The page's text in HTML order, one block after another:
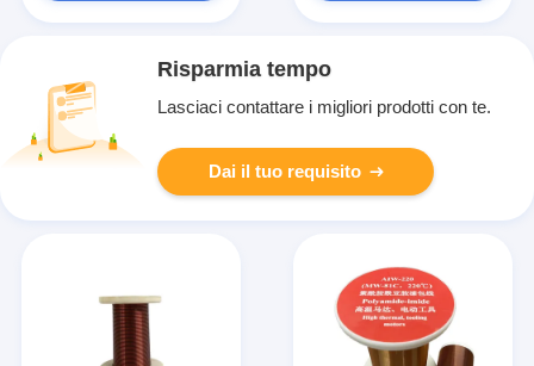
Risparmia tempo
Lasciaci contattare i migliori prodotti con te.
Dai il tuo requisito